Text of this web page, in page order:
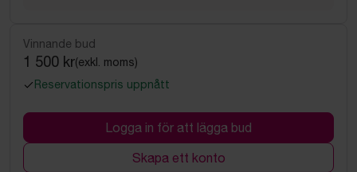
Vinnande bud
1 500 kr(exkl. moms)
Reservationspris uppnått
Logga in för att lägga bud
Skapa ett konto